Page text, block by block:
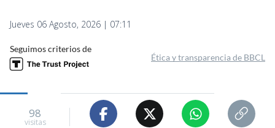
Jueves 06 Agosto, 2026 | 07:11
Seguimos criterios de
Ética y transparencia de BBCL
98
visitas